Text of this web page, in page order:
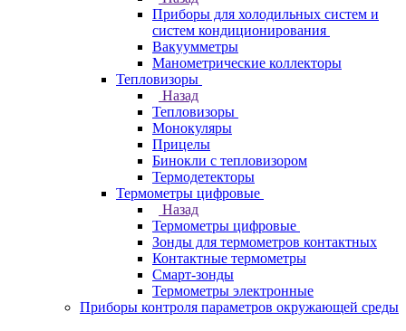
Приборы для холодильных систем и
систем кондиционирования
Вакуумметры
Манометрические коллекторы
Тепловизоры
Назад
Тепловизоры
Монокуляры
Прицелы
Бинокли с тепловизором
Термодетекторы
Термометры цифровые
Назад
Термометры цифровые
Зонды для термометров контактных
Контактные термометры
Смарт-зонды
Термометры электронные
Приборы контроля параметров окружающей среды